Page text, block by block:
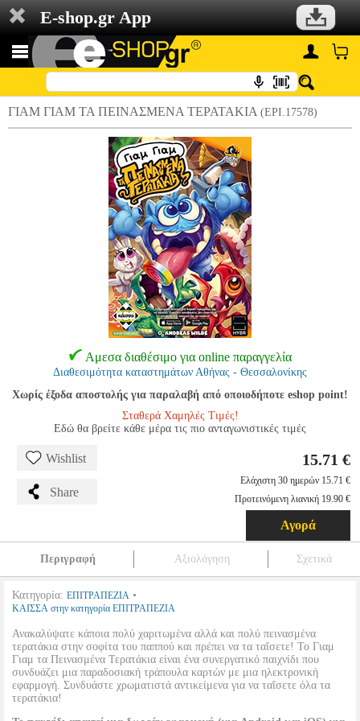
E-shop.gr App
ΓΙΑΜ ΓΙΑΜ ΤΑ ΠΕΙΝΑΣΜΕΝΑ ΤΕΡΑΤΑΚΙΑ (EPI.17578)
Αμεσα διαθέσιμο για online παραγγελία
Διαθεσιμότητα καταστημάτων Αθήνας - Θεσσαλονίκης
Χωρίς έξοδα αποστολής για παραλαβή από οποιοδήποτε eshop point!
Σταθερά Χαμηλές Τιμές!
Εδώ θα βρείτε κάθε μέρα τις πιο ανταγωνιστικές τιμές
Wishlist
Share
15.71 €
Ελάχιστη 30 ημερών 15.71 €
Προτεινόμενη λιανική 19.90 €
Αγορά
Περιγραφή Αξιολόγηση Σχετικά
Κατηγορία: ΕΠΙΤΡΑΠΕΖΙΑ •
ΚΑΙΣΣΑ στην κατηγορία ΕΠΙΤΡΑΠΕΖΙΑ
Ανακαλύψατε κάποια πολύ χαριτωμένα αλλά και πολύ πεινασμένα
τερατάκια στην σοφίτα του παππού και πρέπει να τα ταΐσετε! Το Γιαμ
Γιαμ τα Πεινασμένα Τερατάκια είναι ένα συνεργατικό παιχνίδι που
συνδυάζει μια παραδοσιακή τράπουλα καρτών με μια ηλεκτρονική
εφαρμογή. Συνδυάστε χρωματιστά αντικείμενα για να ταΐσετε όλα τα
τερατάκια!